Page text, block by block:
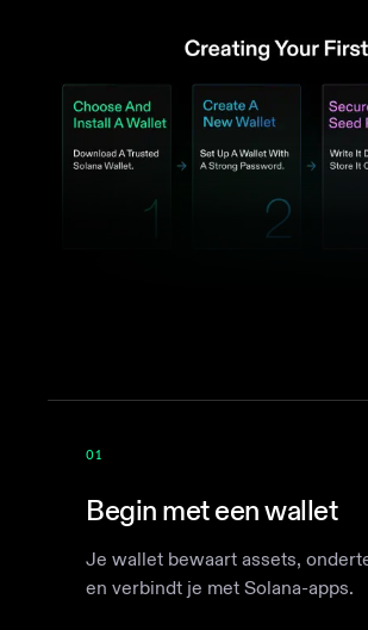
01
Begin met een wallet
Je wallet bewaart assets,
en verbindt je met Solana-apps.